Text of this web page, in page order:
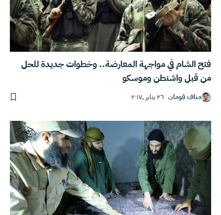
فتح الشام في مواجهة المعارضة.. وخطوات جديدة للحل
من قبل واشنطن وموسكو
مناف قومان ٢٦ يناير ,٢٠١٧